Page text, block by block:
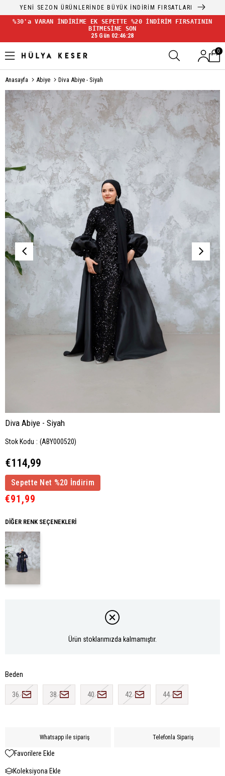
YENİ SEZON ÜRÜNLERİNDE BÜYÜK İNDİRİM FIRSATLARI
%30'a VARAN İNDİRİME EK SEPETTE %20 İNDİRİM FIRSATININ
BİTMESİNE SON
25 Gün 02:46:27
0
Anasayfa Abiye Diva Abiye - Siyah
Diva Abiye - Siyah
Stok Kodu (ABY000520)
€114,99
Sepette Net %20 İndirim
€91,99
DIĞER RENK SEÇENEKLERI
Ürün stoklarımızda kalmamıştır.
Beden
36 38 40 42 44
Whatsapp ile sipariş Telefonla Sipariş
Favorilere Ekle
Koleksiyona Ekle